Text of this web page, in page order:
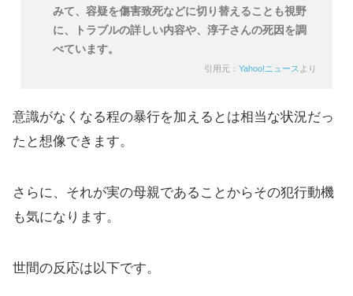
みて、容疑を傷害致死などに切り替えることも視野
に、トラブルの詳しい内容や、淳子さんの死因を調
べています。
引用元： Yahoo!ニュース より
意識がなくなる程の暴行を加えるとは相当な状況だっ
たと想像できます。
さらに、それが実の母親であることからその犯行動機
も気になります。
世間の反応は以下です。